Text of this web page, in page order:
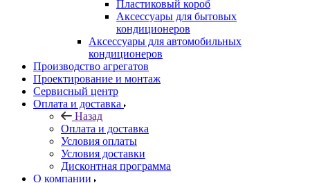
Пластиковый короб
Аксессуары для бытовых
кондиционеров
Аксессуары для автомобильных
кондиционеров
Производство агрегатов
Проектирование и монтаж
Сервисный центр
Оплата и доставка
Назад
Оплата и доставка
Условия оплаты
Условия доставки
Дисконтная программа
О компании